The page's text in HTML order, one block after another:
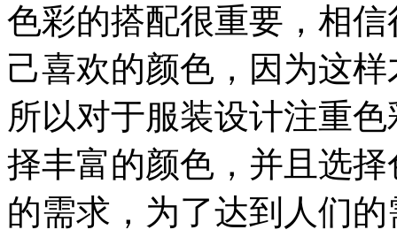
色彩的搭配很重要，相
己喜欢的颜色，因为这
所以对于服装设计注重
择丰富的颜色，并且选
的需求，为了达到人们